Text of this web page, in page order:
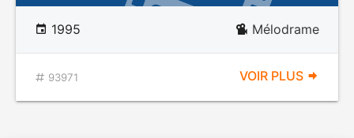
1995 Mélodrame
93971 VOIR PLUS